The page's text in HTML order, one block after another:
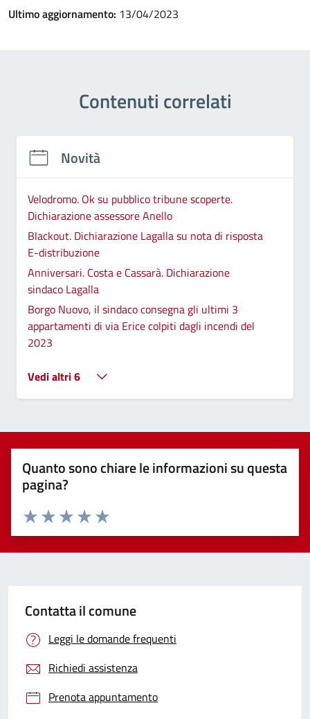
Ultimo aggiornamento: 13/04/2023
Contenuti correlati
Novità
Velodromo. Ok su pubblico tribune scoperte.
Dichiarazione assessore Anello
Blackout. Dichiarazione Lagalla su nota di risposta
E-distribuzione
Anniversari. Costa e Cassarà. Dichiarazione
sindaco Lagalla
Borgo Nuovo, il sindaco consegna gli ultimi 3
appartamenti di via Erice colpiti dagli incendi del
2023
Vedi altri 6
Quanto sono chiare le informazioni su questa
pagina?
Valuta 5 stelle su 5
Valuta 4 stelle su 5
Valuta 3 stelle su 5
Valuta 2 stelle su 5
Valuta 1 stelle su 5
Contatta il comune
Leggi le domande frequenti
Richiedi assistenza
Prenota appuntamento